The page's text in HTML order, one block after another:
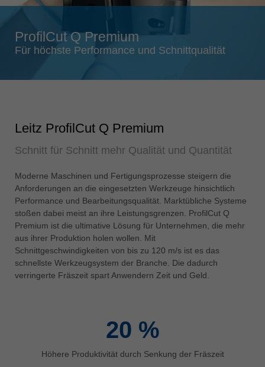
Slovenija
Suomi
english
Türkiye
USA
english
Việt Nam
tiếng việt
中国
中文
Україна
yкраїнська
ProfilCut Q Premium
Für höchste Performance und Schnittqualität
Leitz ProfilCut Q Premium
Schnitt für Schnitt mehr Qualität und Quantität
Moderne Maschinen und Fertigungsprozesse steigern die
Anforderungen an die eingesetzten Werkzeuge hinsichtlich
Performance und Bearbeitungsqualität. Marktübliche Systeme
stoßen dabei meist an ihre Leistungsgrenzen. ProfilCut Q
Premium ist die ultimative Lösung für Unternehmen, die mehr
aus ihrer Produktion holen wollen. Mit
Schnittgeschwindigkeiten von bis zu 120 m/s ist es das
schnellste Werkzeugsystem der Branche. Die dadurch
verringerte Fräszeit spart Anwendern Zeit und Geld.
20 %
Höhere Produktivität durch Senkung der Fräszeit